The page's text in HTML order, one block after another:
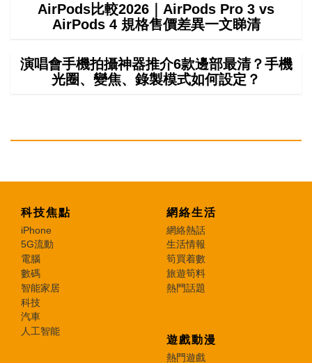
AirPods比較2026｜AirPods Pro 3 vs
AirPods 4 規格售價差異一文睇清
演唱會手機拍攝神器推介6款邊部最清？手機
光圈、變焦、錄製模式如何設定？
科技焦點
iPhone
5G流動
電腦
數碼
智能家居
科技
汽車
人工智能
網絡生活
網絡熱話
生活情報
筍買着數
旅遊筍料
熱門話題
遊戲動漫
熱門遊戲